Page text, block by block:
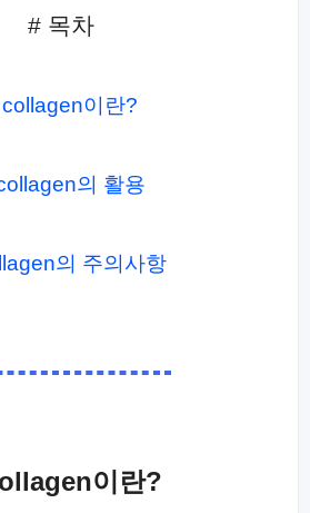
# 목차
이란?
의 활용
의 주의사항
이란?